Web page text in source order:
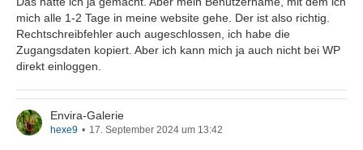
mich alle 1-2 Tage in meine website gehe. Der ist also richtig.
Rechtschreibfehler auch augeschlossen, ich habe die
Zugangsdaten kopiert. Aber ich kann mich ja auch nicht bei WP
direkt einloggen.
Envira-Galerie
hexe9 17. September 2024 um 13:42